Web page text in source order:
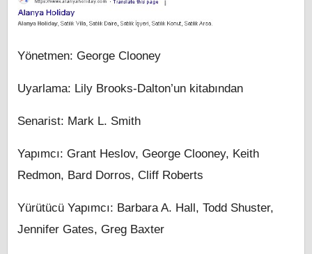
Yönetmen: George Clooney
Uyarlama: Lily Brooks-Dalton’un kitabından
Senarist: Mark L. Smith
Yapımcı: Grant Heslov, George Clooney, Keith
Redmon, Bard Dorros, Cliff Roberts
Yürütücü Yapımcı: Barbara A. Hall, Todd Shuster,
Jennifer Gates, Greg Baxter